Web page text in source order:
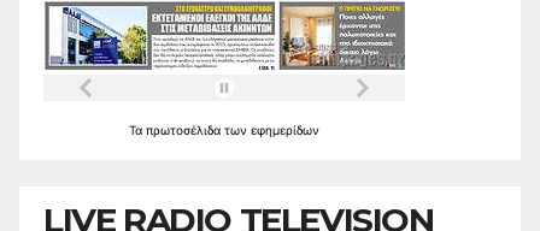
Τα πρωτοσέλιδα των εφημερίδων
LIVE RADIO TELEVISION